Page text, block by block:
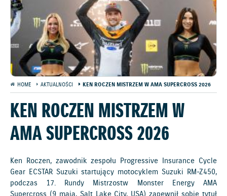
HOME AKTUALNOŚCI KEN ROCZEN MISTRZEM W AMA SUPERCROSS 2026
KEN ROCZEN MISTRZEM W
AMA SUPERCROSS 2026
Ken Roczen, zawodnik zespołu Progressive Insurance Cycle
Gear ECSTAR Suzuki startujący motocyklem Suzuki RM-Z450,
podczas 17. Rundy Mistrzostw Monster Energy AMA